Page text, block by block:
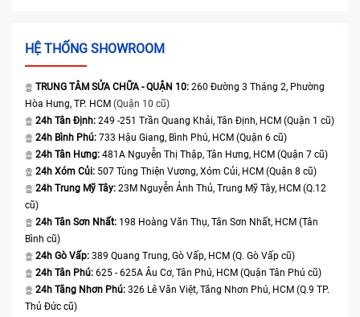
HỆ THỐNG SHOWROOM
TRUNG TÂM SỬA CHỮA - QUẬN 10: 260 Đường 3 Tháng 2, Phường
Hòa Hưng, TP. HCM (Quận 10 cũ)
24h Tân Định: 249 -251 Trần Quang Khải, Tân Định, HCM (Quận 1 cũ)
24h Bình Phú: 733 Hậu Giang, Bình Phú, HCM (Quận 6 cũ)
24h Tân Hưng: 481A Nguyễn Thị Thập, Tân Hưng, HCM (Quận 7 cũ)
24h Xóm Củi: 507 Tùng Thiện Vương, Xóm Củi, HCM (Quận 8 cũ)
24h Trung Mỹ Tây: 23M Nguyễn Ảnh Thủ, Trung Mỹ Tây, HCM (Q.12
cũ)
24h Tân Sơn Nhất: 198 Hoàng Văn Thụ, Tân Sơn Nhất, HCM (Tân
Bình cũ)
24h Gò Vấp: 389 Quang Trung, Gò Vấp, HCM (Q. Gò Vấp cũ)
24h Tân Phú: 625 - 625A Âu Cơ, Tân Phú, HCM (Quận Tân Phú cũ)
24h Tăng Nhơn Phú: 326 Lê Văn Việt, Tăng Nhơn Phú, HCM (Q.9 TP.
Thủ Đức cũ)